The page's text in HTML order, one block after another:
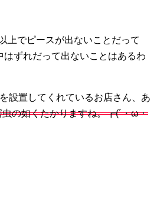
上でピースが出ないことだって
はずれだって出ないことはあるわ
設置してくれているお店さん、あ
虫の如くたかりますね。┏(´・ω・